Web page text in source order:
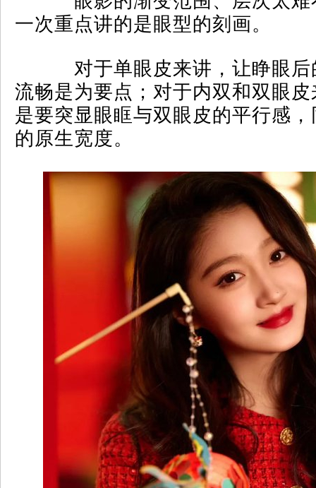
一次重点讲的是眼型的刻画。
对于单眼皮来讲，让睁眼后
流畅是为要点；对于内双和双眼
是要突显眼眶与双眼皮的平行感
的原生宽度。